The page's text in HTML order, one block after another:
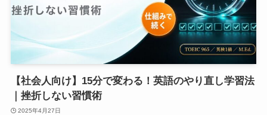
【社会人向け】15分で変わる！英語のやり直し学習法
｜挫折しない習慣術
2025年4月27日